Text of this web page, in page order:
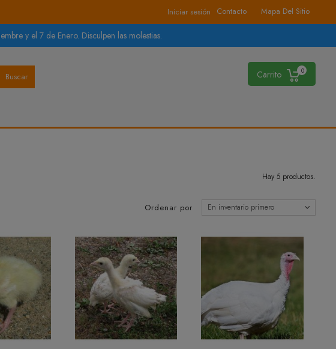
Contacto Mapa Del Sitio
Iniciar sesión
y el 7 de Enero. Disculpen las molestias.
Carrito 0
Buscar
Hay 5 productos.
Ordenar por En inventario primero